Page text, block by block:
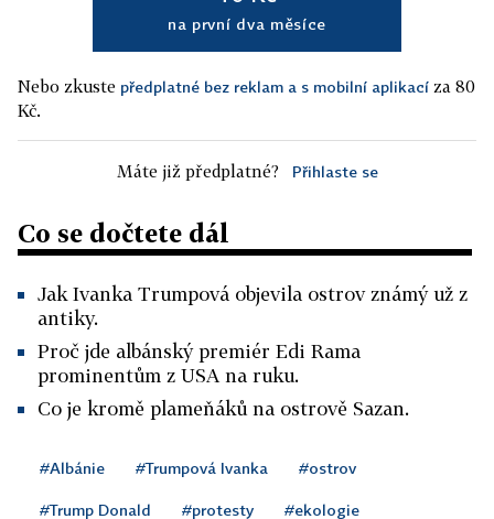
na první dva měsíce
Nebo zkuste předplatné bez reklam a s mobilní aplikací za 80
Kč.
Máte již předplatné? Přihlaste se
Co se dočtete dál
Jak Ivanka Trumpová objevila ostrov známý už z
antiky.
Proč jde albánský premiér Edi Rama
prominentům z USA na ruku.
Co je kromě plameňáků na ostrově Sazan.
#Albánie #Trumpová Ivanka #ostrov
#Trump Donald #protesty #ekologie